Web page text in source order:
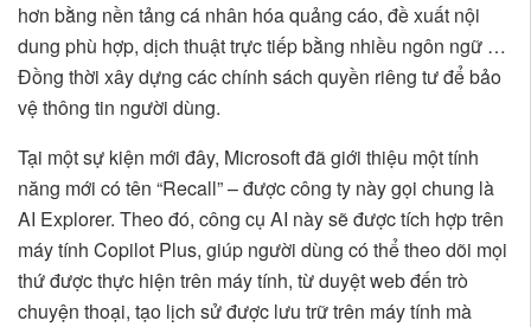
hơn bằng nền tảng cá nhân hóa quảng cáo, đề xuất nội
dung phù hợp, dịch thuật trực tiếp bằng nhiều ngôn ngữ …
Đồng thời xây dựng các chính sách quyền riêng tư để bảo
vệ thông tin người dùng.
Tại một sự kiện mới đây, Microsoft đã giới thiệu một tính
năng mới có tên “Recall” – được công ty này gọi chung là
AI Explorer. Theo đó, công cụ AI này sẽ được tích hợp trên
máy tính Copilot Plus, giúp người dùng có thể theo dõi mọi
thứ được thực hiện trên máy tính, từ duyệt web đến trò
chuyện thoại, tạo lịch sử được lưu trữ trên máy tính mà